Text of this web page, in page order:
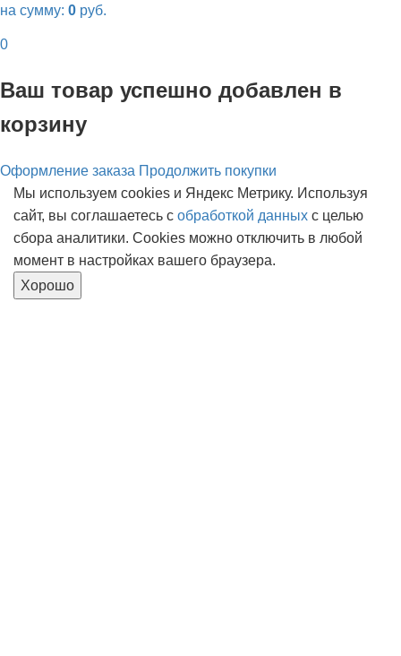
на сумму: 0 руб.
0
Ваш товар успешно добавлен в
корзину
Оформление заказа Продолжить покупки
Мы используем cookies и Яндекс Метрику. Используя
сайт, вы соглашаетесь с обработкой данных с целью
сбора аналитики. Cookies можно отключить в любой
момент в настройках вашего браузера.
Хорошо